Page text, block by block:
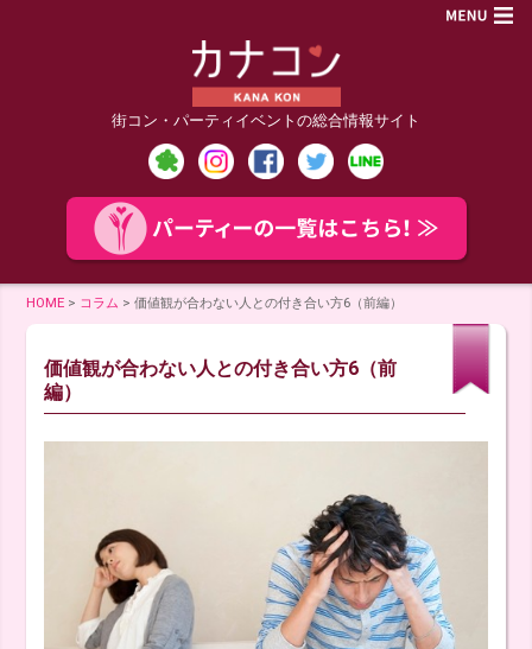
街コン・パーティイベントの総合情報サイト
HOME > コラム >価値観が合わない人との付き合い方6（前編）
価値観が合わない人との付き合い方6（前
編）